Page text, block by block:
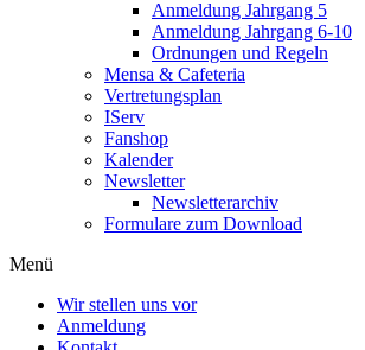
Anmeldung Jahrgang 5
Anmeldung Jahrgang 6-10
Ordnungen und Regeln
Mensa & Cafeteria
Vertretungsplan
IServ
Fanshop
Kalender
Newsletter
Newsletterarchiv
Formulare zum Download
Menü
Wir stellen uns vor
Anmeldung